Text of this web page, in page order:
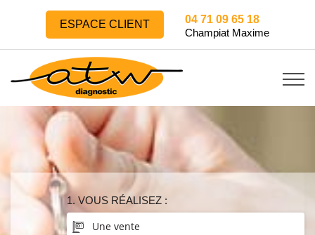
ESPACE CLIENT
04 71 09 65 18
Champiat Maxime
1. VOUS RÉALISEZ :
Une vente